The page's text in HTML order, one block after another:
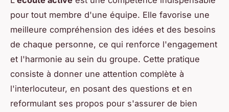
pour tout membre d'une équipe. Elle favorise une
meilleure compréhension des idées et des besoins
de chaque personne, ce qui renforce l'engagement
et l'harmonie au sein du groupe. Cette pratique
consiste à donner une attention complète à
l'interlocuteur, en posant des questions et en
reformulant ses propos pour s'assurer de bien